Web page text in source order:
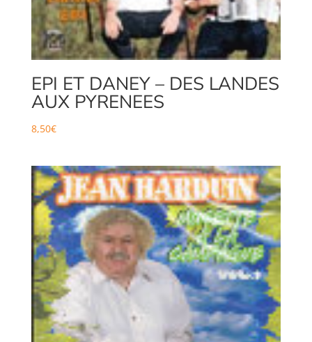
EPI ET DANEY – DES LANDES
AUX PYRENEES
8,50€